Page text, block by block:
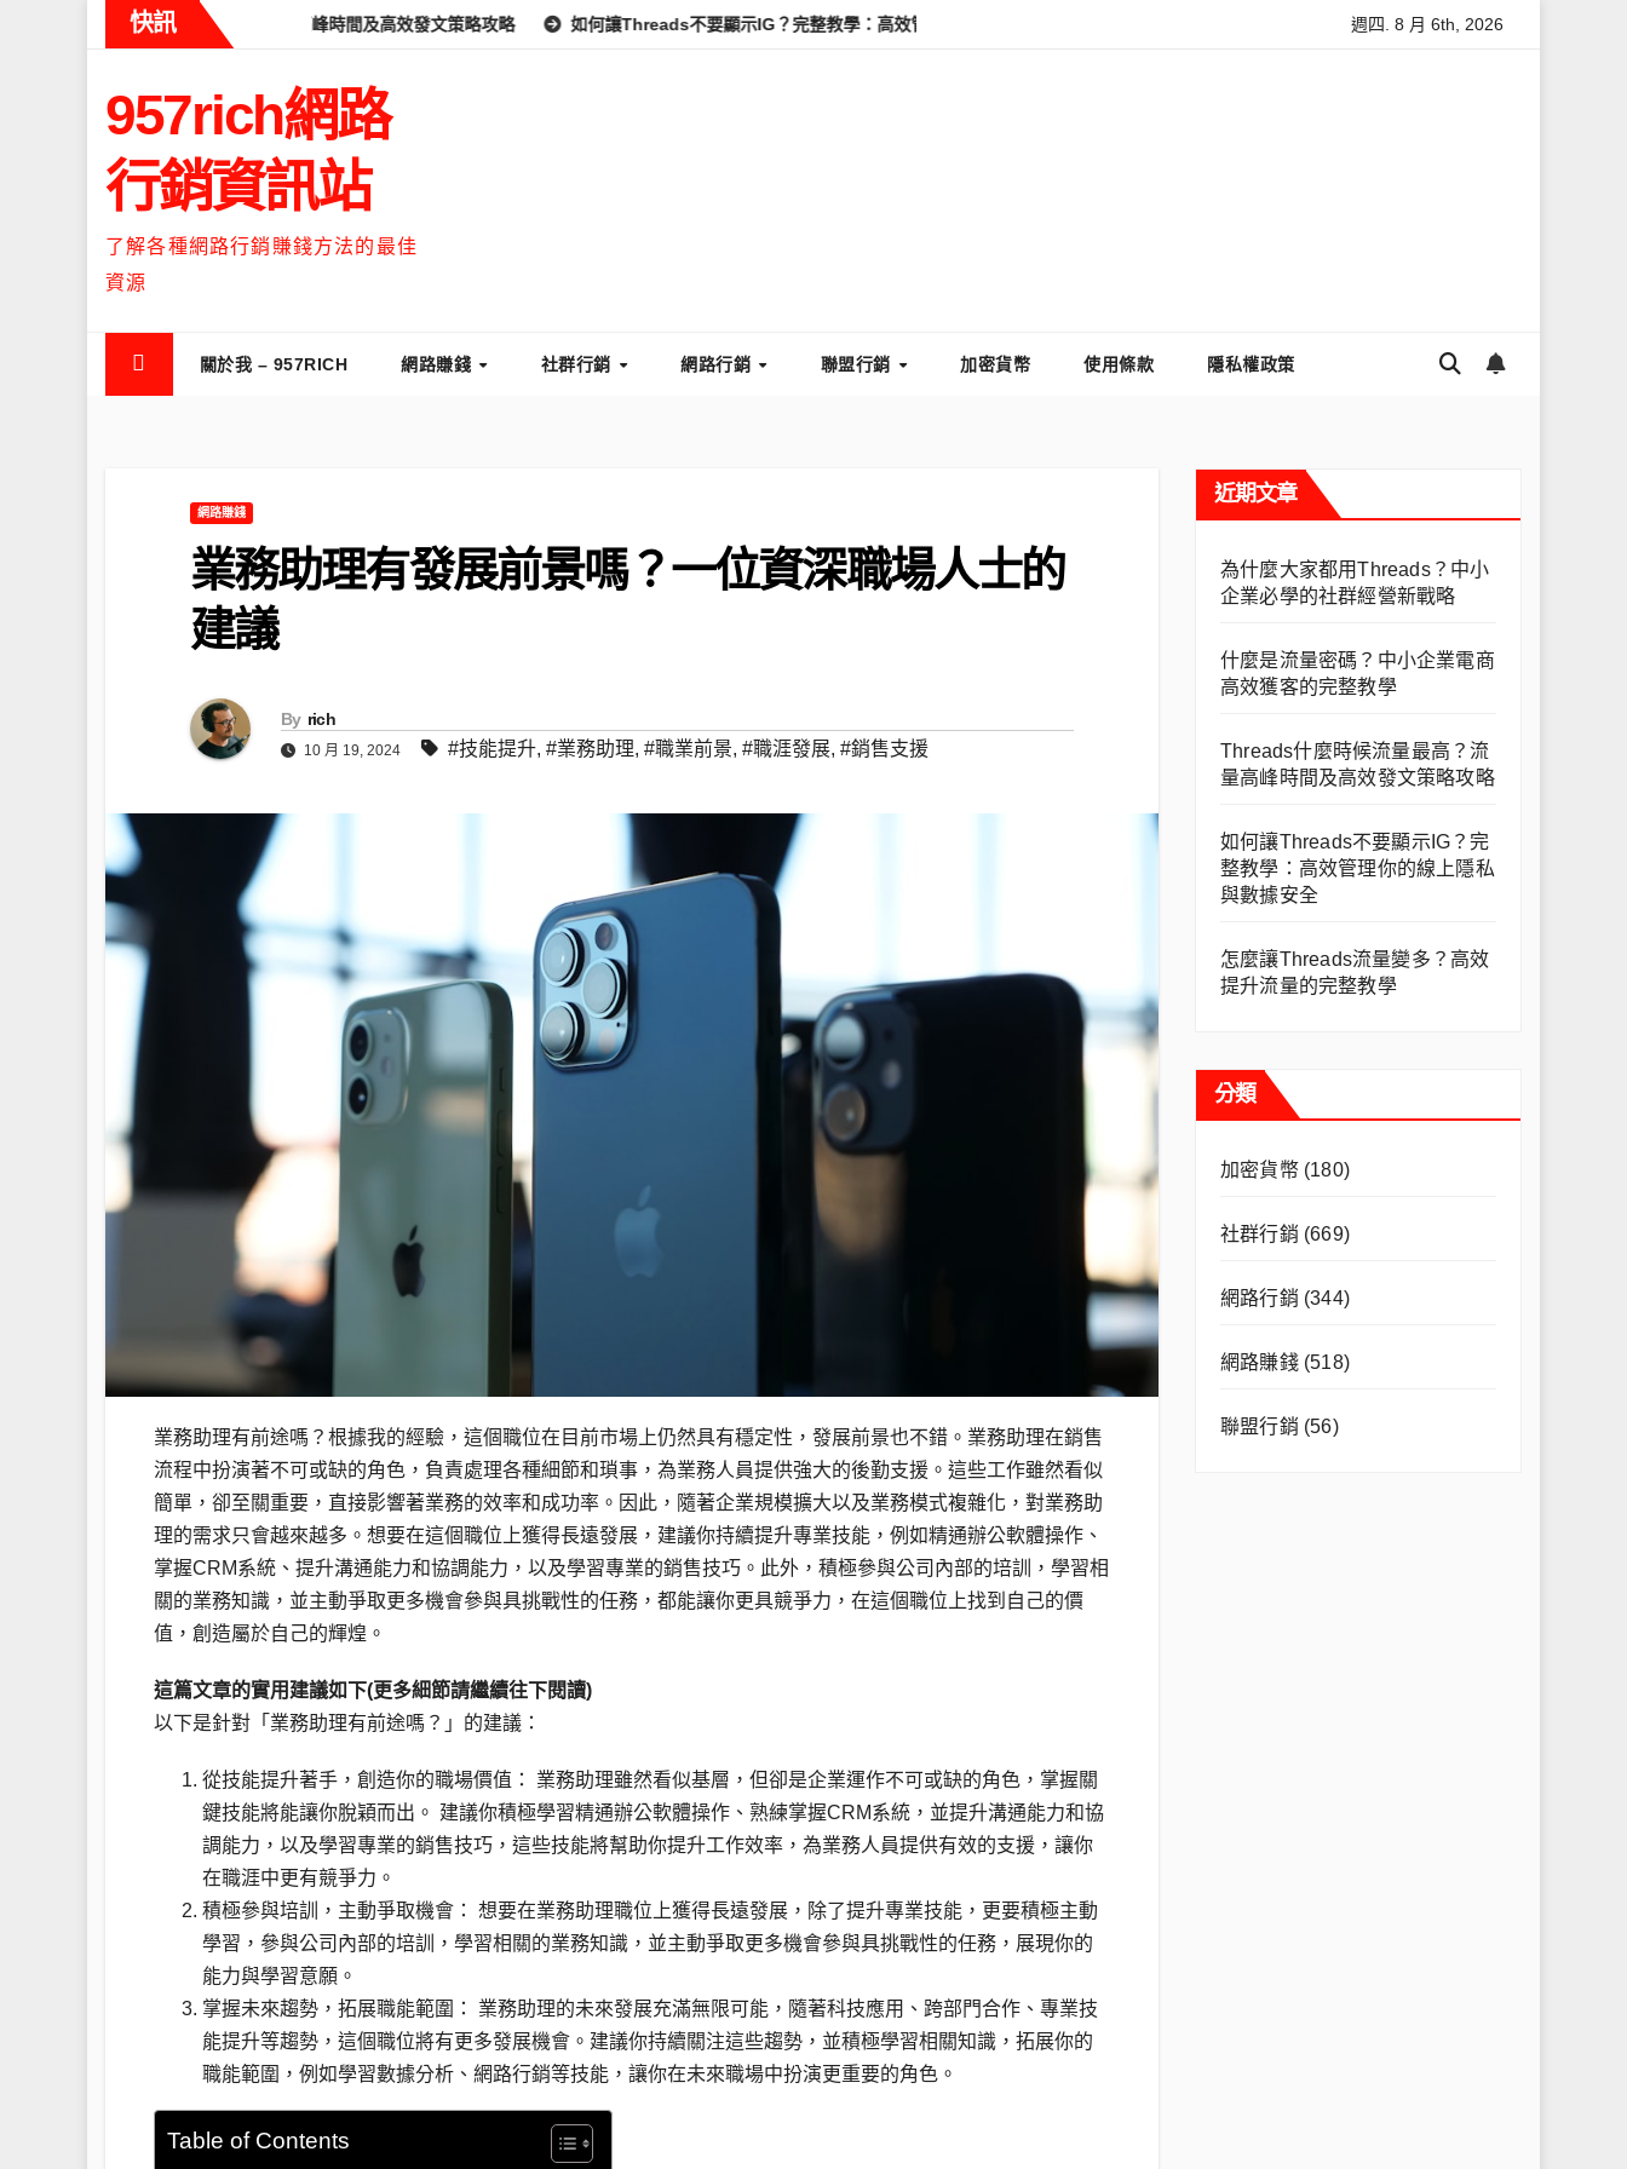
快訊
麼時候流量最高？流量高峰時間及高效發文策略攻略 如何讓Threads不要顯示IG？完整教學：高效管理你的線上隱私與數據安全 怎麼讓Threads流量變多？高效提升流量的完整教學
週四. 8 月 6th, 2026
957rich網路
行銷資訊站
了解各種網路行銷賺錢方法的最佳
資源
關於我 – 957RICH 網路賺錢 社群行銷 網路行銷 聯盟行銷 加密貨幣 使用條款 隱私權政策
網路賺錢
業務助理有發展前景嗎？一位資深職場人士的
建議
By rich
10 月 19, 2024 #技能提升, #業務助理, #職業前景, #職涯發展, #銷售支援
業務助理有前途嗎？根據我的經驗，這個職位在目前市場上仍然具有穩定性，發展前景也不錯。業務助理在銷售
流程中扮演著不可或缺的角色，負責處理各種細節和瑣事，為業務人員提供強大的後勤支援。這些工作雖然看似
簡單，卻至關重要，直接影響著業務的效率和成功率。因此，隨著企業規模擴大以及業務模式複雜化，對業務助
理的需求只會越來越多。想要在這個職位上獲得長遠發展，建議你持續提升專業技能，例如精通辦公軟體操作、
掌握CRM系統、提升溝通能力和協調能力，以及學習專業的銷售技巧。此外，積極參與公司內部的培訓，學習相
關的業務知識，並主動爭取更多機會參與具挑戰性的任務，都能讓你更具競爭力，在這個職位上找到自己的價
值，創造屬於自己的輝煌。
這篇文章的實用建議如下(更多細節請繼續往下閱讀)
以下是針對「業務助理有前途嗎？」的建議：
從技能提升著手，創造你的職場價值： 業務助理雖然看似基層，但卻是企業運作不可或缺的角色，掌握關
鍵技能將能讓你脫穎而出。 建議你積極學習精通辦公軟體操作、熟練掌握CRM系統，並提升溝通能力和協
調能力，以及學習專業的銷售技巧，這些技能將幫助你提升工作效率，為業務人員提供有效的支援，讓你
在職涯中更有競爭力。
積極參與培訓，主動爭取機會： 想要在業務助理職位上獲得長遠發展，除了提升專業技能，更要積極主動
學習，參與公司內部的培訓，學習相關的業務知識，並主動爭取更多機會參與具挑戰性的任務，展現你的
能力與學習意願。
掌握未來趨勢，拓展職能範圍： 業務助理的未來發展充滿無限可能，隨著科技應用、跨部門合作、專業技
能提升等趨勢，這個職位將有更多發展機會。建議你持續關注這些趨勢，並積極學習相關知識，拓展你的
職能範圍，例如學習數據分析、網路行銷等技能，讓你在未來職場中扮演更重要的角色。
Table of Contents
近期文章
為什麼大家都用Threads？中小
企業必學的社群經營新戰略
什麼是流量密碼？中小企業電商
高效獲客的完整教學
Threads什麼時候流量最高？流
量高峰時間及高效發文策略攻略
如何讓Threads不要顯示IG？完
整教學：高效管理你的線上隱私
與數據安全
怎麼讓Threads流量變多？高效
提升流量的完整教學
分類
加密貨幣(180)
社群行銷 (669)
網路行銷 (344)
網路賺錢(518)
聯盟行銷 (56)